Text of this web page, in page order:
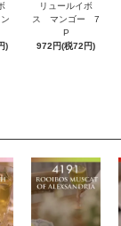
)
リュールイボ
ス マンゴー 7
P
972円(税72円)